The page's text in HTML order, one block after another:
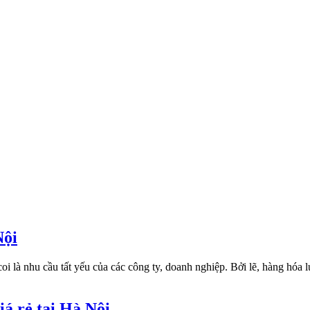
là nhu cầu tất yếu của các công ty, doanh nghiệp. Bởi lẽ, hàng hóa